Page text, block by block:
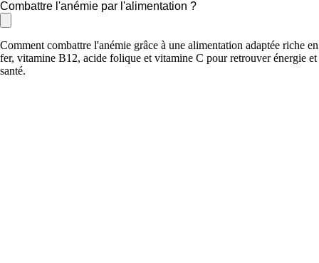
Combattre l'anémie par l'alimentation ?
Comment combattre l'anémie grâce à une alimentation adaptée riche en
fer, vitamine B12, acide folique et vitamine C pour retrouver énergie et
santé.